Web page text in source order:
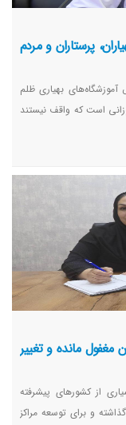
پرستاران و مردم
بهیاری ظلم
است که واقف نیستند
مغفول مانده و تغییر
از کشورهای پیشرفته
و برای توسعه مراکز